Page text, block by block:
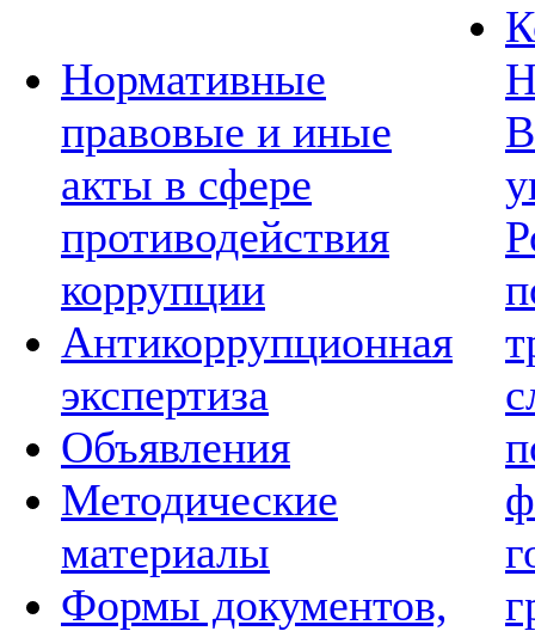
Нормативные
правовые и иные
акты в сфере
противодействия
коррупции
Антикоррупционная
экспертиза
Объявления
Методические
материалы
Формы документов,